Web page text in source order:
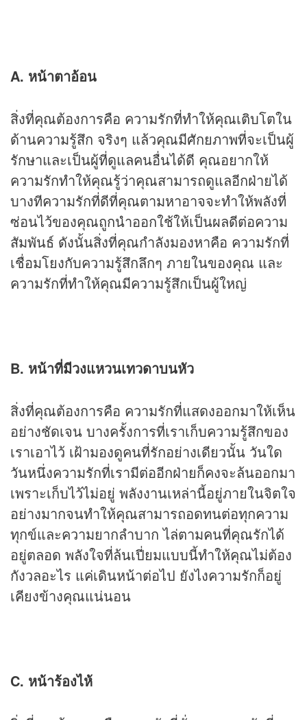
A. หน้าตาอ้อน
สิ่งที่คุณต้องการคือ ความรักที่ทำให้คุณเติบโตใน
ด้านความรู้สึก จริงๆ แล้วคุณมีศักยภาพที่จะเป็นผู้
รักษาและเป็นผู้ที่ดูแลคนอื่นได้ดี คุณอยากให้
ความรักทำให้คุณรู้ว่าคุณสามารถดูแลอีกฝ่ายได้
บางทีความรักที่ดีที่คุณตามหาอาจจะทำให้พลังที่
ซ่อนไว้ของคุณถูกนำออกใช้ให้เป็นผลดีต่อความ
สัมพันธ์ ดังนั้นสิ่งที่คุณกำลังมองหาคือ ความรักที่
เชื่อมโยงกับความรู้สึกลึกๆ ภายในของคุณ และ
ความรักที่ทำให้คุณมีความรู้สึกเป็นผู้ใหญ่
B. หน้าที่มีวงแหวนเทวดาบนหัว
สิ่งที่คุณต้องการคือ ความรักที่แสดงออกมาให้เห็น
อย่างชัดเจน บางครั้งการที่เราเก็บความรู้สึกของ
เราเอาไว้ เฝ้ามองดูคนที่รักอย่างเดียวนั้น วันใด
วันหนึ่งความรักที่เรามีต่ออีกฝ่ายก็คงจะล้นออกมา
เพราะเก็บไว้ไม่อยู่ พลังงานเหล่านี้อยู่ภายในจิตใจ
อย่างมากจนทำให้คุณสามารถอดทนต่อทุกความ
ทุกข์และความยากลำบาก ไล่ตามคนที่คุณรักได้
อยู่ตลอด พลังใจที่ล้นเปี่ยมแบบนี้ทำให้คุณไม่ต้อง
กังวลอะไร แค่เดินหน้าต่อไป ยังไงความรักก็อยู่
เคียงข้างคุณแน่นอน
C. หน้าร้องไห้